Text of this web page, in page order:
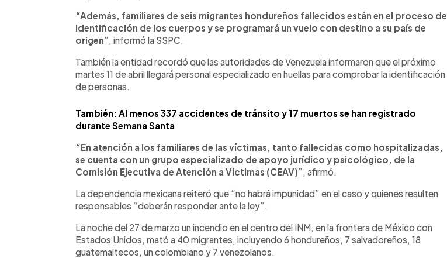
“Además, familiares de seis migrantes hondureños fallecidos están en el proceso de
identificación de los cuerpos y se programará un vuelo con destino a su país de
origen”, informó la SSPC.
También la entidad recordó que las autoridades de Venezuela informaron que el próximo
martes 11 de abril llegará personal especializado en huellas para comprobar la identificación
de personas.
También: Al menos 337 accidentes de tránsito y 17 muertos se han registrado
durante Semana Santa
“En atención a los familiares de las víctimas, tanto fallecidas como hospitalizadas,
se cuenta con un grupo especializado de apoyo jurídico y psicológico, de la
Comisión Ejecutiva de Atención a Víctimas (CEAV)”, afirmó.
La dependencia mexicana reiteró que “no habrá impunidad” en el caso y quienes resulten
responsables “deberán responder ante la ley”.
La noche del 27 de marzo un incendio en el centro del INM, en la frontera de México con
Estados Unidos, mató a 40 migrantes, incluyendo 6 hondureños, 7 salvadoreños, 18
guatemaltecos, un colombiano y 7 venezolanos.